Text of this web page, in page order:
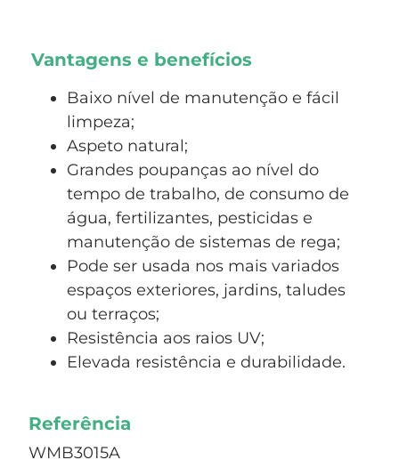
Vantagens e benefícios
Baixo nível de manutenção e fácil
limpeza;
Aspeto natural;
Grandes poupanças ao nível do
tempo de trabalho, de consumo de
água, fertilizantes, pesticidas e
manutenção de sistemas de rega;
Pode ser usada nos mais variados
espaços exteriores, jardins, taludes
ou terraços;
Resistência aos raios UV;
Elevada resistência e durabilidade.
Referência
WMB3015A